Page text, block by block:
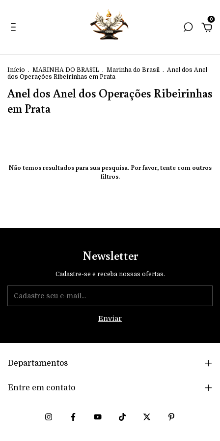
0
Início . MARINHA DO BRASIL . Marinha do Brasil . Anel dos Anel
dos Operações Ribeirinhas em Prata
Anel dos Anel dos Operações Ribeirinhas
em Prata
Não temos resultados para sua pesquisa. Por favor, tente com outros
filtros.
Newsletter
Cadastre-se e receba nossas ofertas.
Departamentos
Entre em contato